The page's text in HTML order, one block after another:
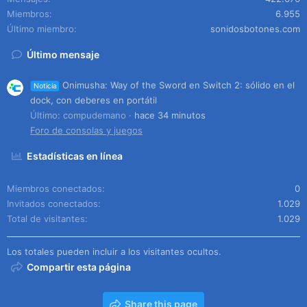
Miembros
6.955
Último miembro
sonidosbotones.com
Último mensaje
Noticia
Onimusha: Way of the Sword en Switch 2: sólido en el
dock, con deberes en portátil
Último: compudemano
hace 34 minutos
Foro de consolas y juegos
Estadísticas en línea
Miembros conectados
0
Invitados conectados
1.029
Total de visitantes
1.029
Los totales pueden incluir a los visitantes ocultos.
Compartir esta página
Share this page